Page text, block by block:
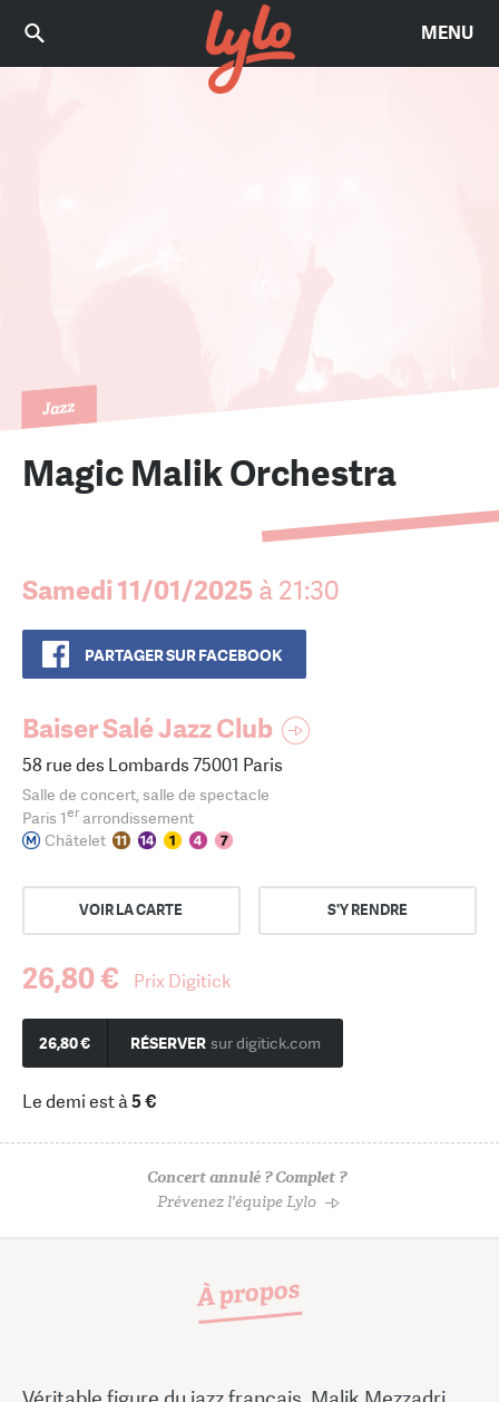
MENU
Jazz
Magic Malik Orchestra
Samedi 11/01/2025 à 21:30
PARTAGER SUR FACEBOOK
Baiser Salé Jazz Club
58 rue des Lombards 75001 Paris
Salle de concert, salle de spectacle
Paris 1erarrondissement
Châtelet
VOIR LA CARTE S'Y RENDRE
26,80 € Prix Digitick
26,80 € RÉSERVER sur digitick.com
Le demi est à5 €
Concert annulé ? Complet ?
Prévenez l'équipe Lylo
À propos